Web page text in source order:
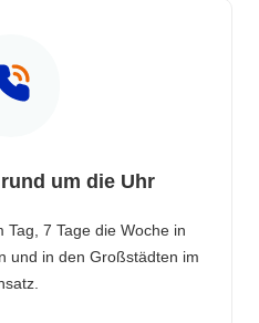
um die Uhr
7 Tage die Woche in
und in den Großstädten im